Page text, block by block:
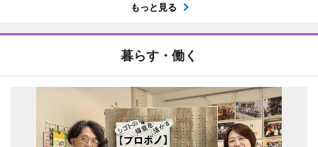
もっと見る
暮らす・働く